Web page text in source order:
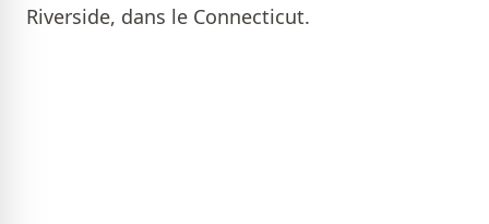
Riverside, dans le Connecticut.